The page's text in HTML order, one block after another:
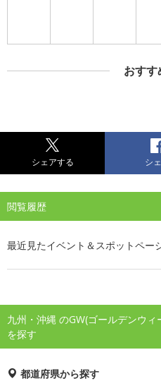
おすす
シェアする シ
閲覧履歴
最近見たイベント＆スポットペー
九州・沖縄 のGW(ゴールデンウ
を探す
都道府県から探す